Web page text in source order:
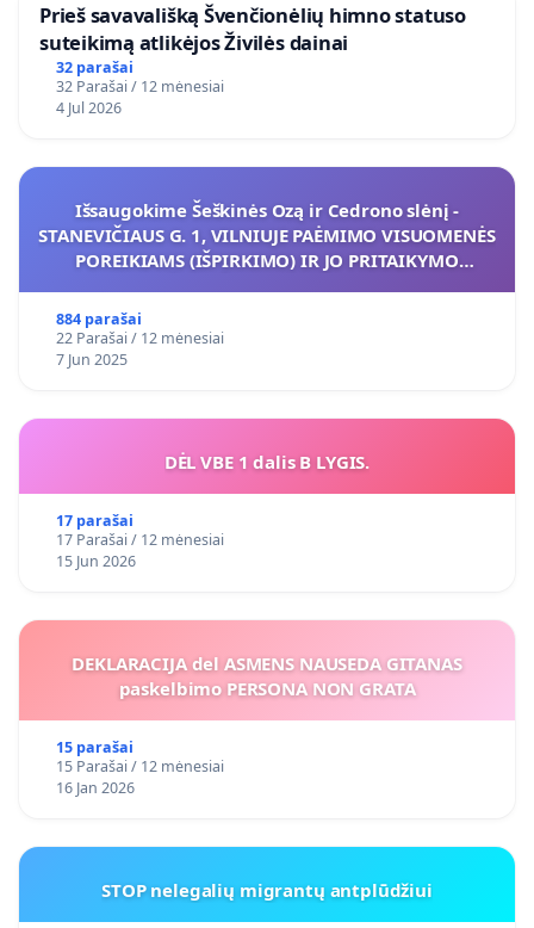
​Prieš savavališką Švenčionėlių himno statuso
suteikimą atlikėjos Živilės dainai
32 parašai
32 Parašai / 12 mėnesiai
4 Jul 2026
Išsaugokime Šeškinės Ozą ir Cedrono slėnį -
STANEVIČIAUS G. 1, VILNIUJE PAĖMIMO VISUOMENĖS
POREIKIAMS (IŠPIRKIMO) IR JO PRITAIKYMO
884 parašai
22 Parašai / 12 mėnesiai
7 Jun 2025
DĖL VBE 1 dalis B LYGIS.
17 parašai
17 Parašai / 12 mėnesiai
15 Jun 2026
DEKLARACIJA del ASMENS NAUSEDA GITANAS
paskelbimo PERSONA NON GRATA
15 parašai
15 Parašai / 12 mėnesiai
16 Jan 2026
STOP nelegalių migrantų antplūdžiui